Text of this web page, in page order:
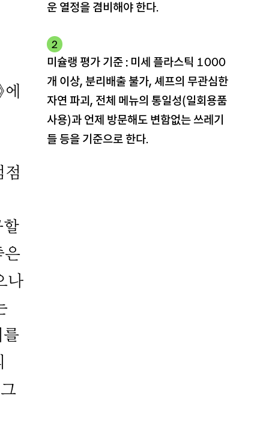
은
나
운 열정을 겸비해야 한다.
2
미슐랭 평가 기준 : 미세 플라스틱 1000
개 이상, 분리배출 불가, 셰프의 무관심한
자연 파괴, 전체 메뉴의 통일성(일회용품
사용)과 언제 방문해도 변함없는 쓰레기
들 등을 기준으로 한다.